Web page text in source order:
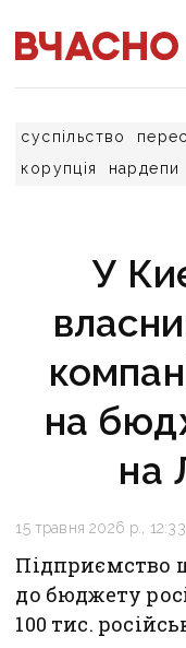
суспільство
корупція
нардепи
У
на
на
15 травня 2026 р., 12:33
Підприємство
до бюджету
100 тис.